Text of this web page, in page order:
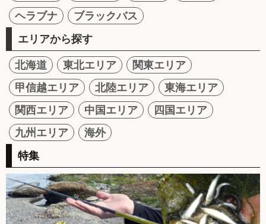
ヘラブナ
ブラックバス
エリアから探す
北海道 東北エリア
関東エリア
甲信越エリア
北陸エリア
東海エリア
関西エリア
中国エリア
四国エリア
九州エリア
海外
特集